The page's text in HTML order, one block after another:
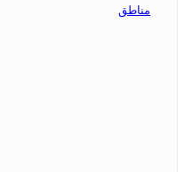
مناطق